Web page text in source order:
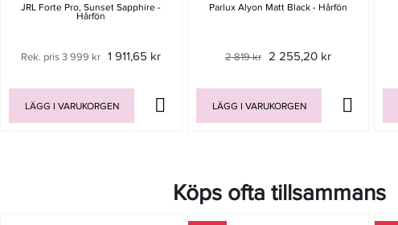
JRL Forte Pro, Sunset Sapphire -
Hårfön
Rek. pris 3 999 kr 1 911,65 kr
LÄGG I VARUKORGEN
Parlux Alyon Matt Black - Hårfön
2 819 kr 2 255,20 kr
LÄGG I VARUKORGEN
Köps ofta tillsammans